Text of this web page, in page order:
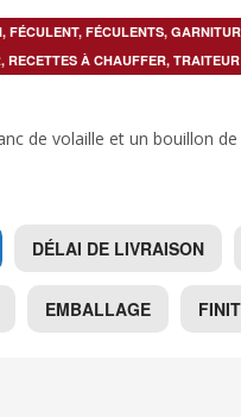
, FÉCULENT, FÉCULENTS,
, RECETTES À CHAUFFER, TRAITEUR
de volaille et un bouillon
DÉLAI DE LIVRAISON
EMBALLAGE